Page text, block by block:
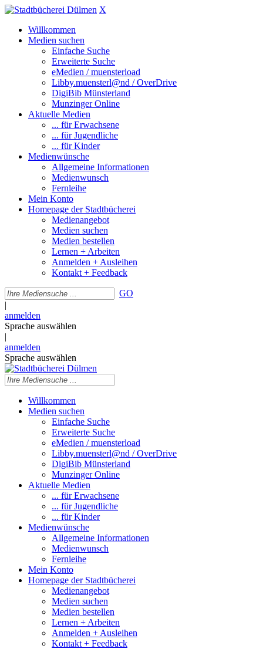
X
Willkommen
Medien suchen
Einfache Suche
Erweiterte Suche
eMedien / muensterload
Libby.muensterl@nd / OverDrive
DigiBib Münsterland
Munzinger Online
Aktuelle Medien
... für Erwachsene
... für Jugendliche
... für Kinder
Medienwünsche
Allgemeine Informationen
Medienwunsch
Fernleihe
Mein Konto
Homepage der Stadtbücherei
Medienangebot
Medien suchen
Medien bestellen
Lernen + Arbeiten
Anmelden + Ausleihen
Kontakt + Feedback
GO
|
anmelden
Sprache auswählen
|
anmelden
Sprache auswählen
Willkommen
Medien suchen
Einfache Suche
Erweiterte Suche
eMedien / muensterload
Libby.muensterl@nd / OverDrive
DigiBib Münsterland
Munzinger Online
Aktuelle Medien
... für Erwachsene
... für Jugendliche
... für Kinder
Medienwünsche
Allgemeine Informationen
Medienwunsch
Fernleihe
Mein Konto
Homepage der Stadtbücherei
Medienangebot
Medien suchen
Medien bestellen
Lernen + Arbeiten
Anmelden + Ausleihen
Kontakt + Feedback